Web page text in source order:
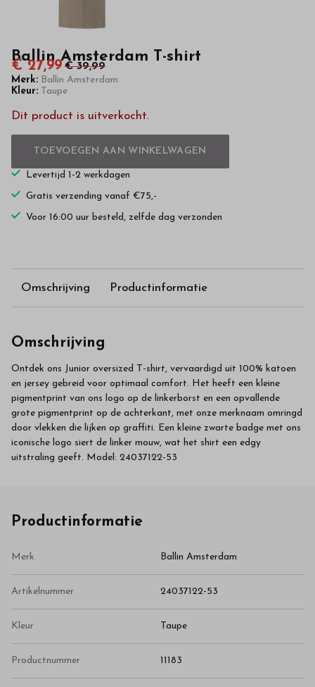
Ballin Amsterdam T-shirt
€ 27,99 € 39,99
Merk: Ballin Amsterdam
Kleur: Taupe
Dit product is uitverkocht.
TOEVOEGEN AAN WINKELWAGEN
Levertijd 1-2 werkdagen
Gratis verzending vanaf €75,-
Voor 16:00 uur besteld, zelfde dag verzonden
Omschrijving Productinformatie
Omschrijving
Ontdek ons Junior oversized T-shirt, vervaardigd uit 100% katoen
en jersey gebreid voor optimaal comfort. Het heeft een kleine
pigmentprint van ons logo op de linkerborst en een opvallende
grote pigmentprint op de achterkant, met onze merknaam omringd
door vlekken die lijken op graffiti. Een kleine zwarte badge met ons
iconische logo siert de linker mouw, wat het shirt een edgy
uitstraling geeft. Model: 24037122-53
Productinformatie
Merk Ballin Amsterdam
Artikelnummer 24037122-53
Kleur Taupe
Productnummer 11183